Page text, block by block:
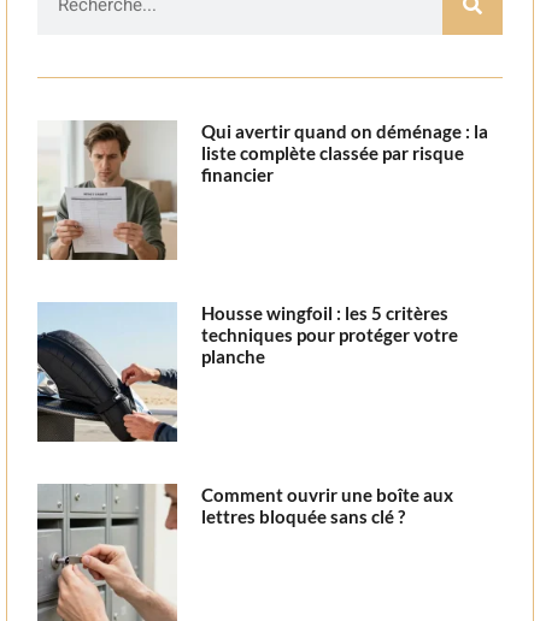
Qui avertir quand on déménage : la
liste complète classée par risque
financier
Housse wingfoil : les 5 critères
techniques pour protéger votre
planche
Comment ouvrir une boîte aux
lettres bloquée sans clé ?